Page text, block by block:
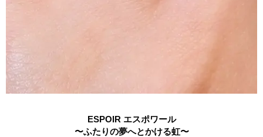
ESPOIR エスポワール
〜ふたりの夢へとかける虹〜